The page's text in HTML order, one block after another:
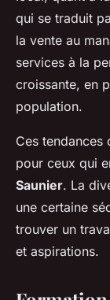
qui se traduit
la vente au
services à la
croissante, en
population.
Ces tendances
pour ceux qui
Saunier. La
une certaine
trouver un
et aspirations.